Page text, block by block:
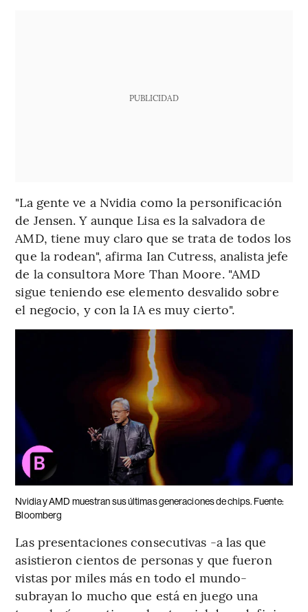
PUBLICIDAD
"La gente ve a Nvidia como la personificación
de Jensen. Y aunque Lisa es la salvadora de
AMD, tiene muy claro que se trata de todos los
que la rodean", afirma Ian Cutress, analista jefe
de la consultora More Than Moore. "AMD
sigue teniendo ese elemento desvalido sobre
el negocio, y con la IA es muy cierto".
Nvidia y AMD muestran sus últimas generaciones de chips. Fuente:
Bloomberg
Las presentaciones consecutivas -a las que
asistieron cientos de personas y que fueron
vistas por miles más en todo el mundo-
subrayan lo mucho que está en juego una